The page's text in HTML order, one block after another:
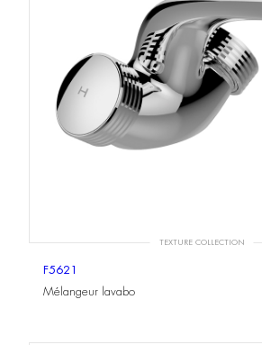
TEXTURE COLLECTION
F5621
Mélangeur lavabo